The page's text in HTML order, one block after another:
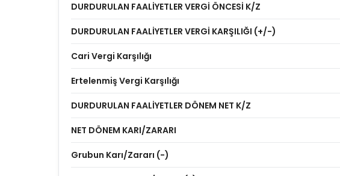
DURDURULAN FAALİYETLER VERGİ ÖNCESİ K/Z
DURDURULAN FAALİYETLER VERGİ KARŞILIĞI (+/-)
Cari Vergi Karşılığı
Ertelenmiş Vergi Karşılığı
DURDURULAN FAALİYETLER DÖNEM NET K/Z
NET DÖNEM KARI/ZARARI
Grubun Karı/Zararı (-)